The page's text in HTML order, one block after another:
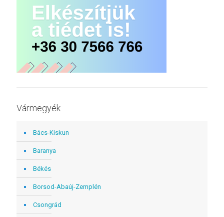
Vármegyék
Bács-Kiskun
Baranya
Békés
Borsod-Abaúj-Zemplén
Csongrád